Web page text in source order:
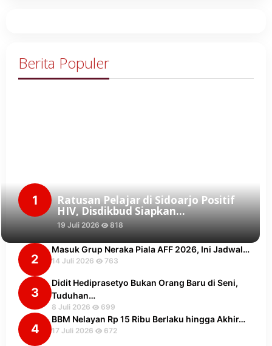
Berita Populer
1 Ratusan Pelajar di Sidoarjo Positif
HIV, Disdikbud Siapkan…
19 Juli 2026 818
2
Masuk Grup Neraka Piala AFF 2026, Ini Jadwal…
14 Juli 2026 763
3
Didit Hediprasetyo Bukan Orang Baru di Seni,
Tuduhan…
8 Juli 2026 699
4
BBM Nelayan Rp 15 Ribu Berlaku hingga Akhir…
17 Juli 2026 672